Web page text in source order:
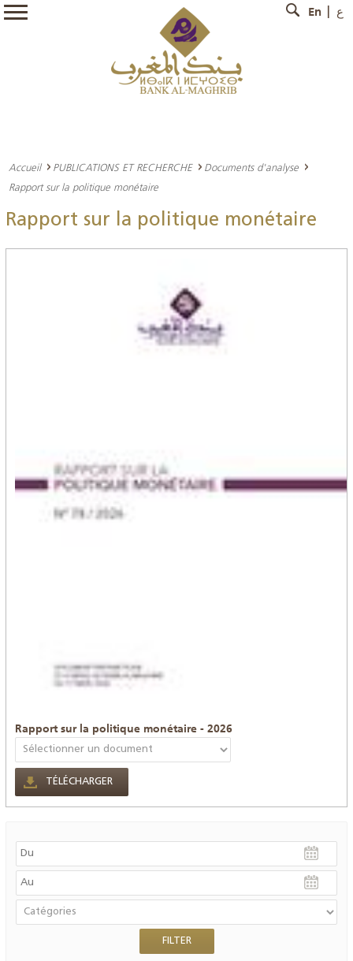
En ع
Accueil PUBLICATIONS ET RECHERCHE
Documents d'analyse
Rapport sur la politique monétaire
Rapport sur la politique monétaire
Rapport sur la politique monétaire - 2026
TÉLÉCHARGER